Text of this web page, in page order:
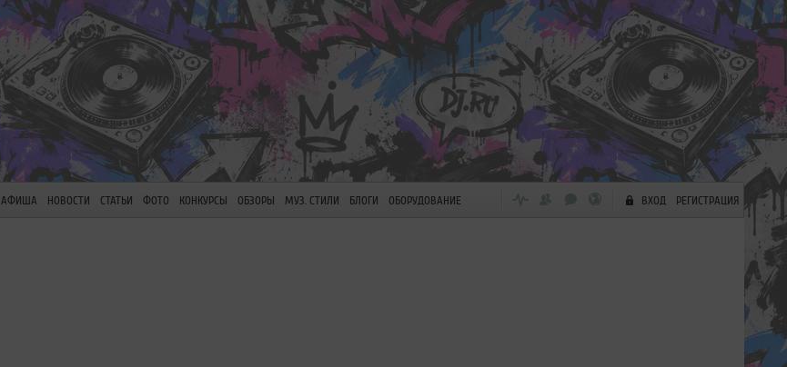
АФИША НОВОСТИ СТАТЬИ ФОТО КОНКУРСЫ ОБЗОРЫ МУЗ. СТИЛИ БЛОГИ ОБОРУДОВАНИЕ ВХОД РЕГИСТРАЦИЯ